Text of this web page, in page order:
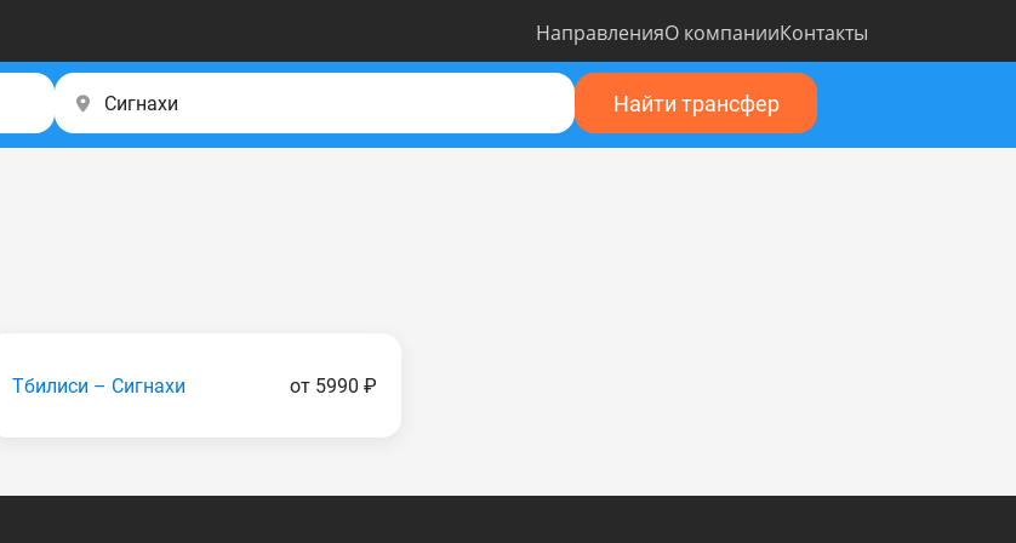
НаправленияО компанииКонтакты
Найти трансфер
Тбилиси – Сигнахи от 5990 ₽